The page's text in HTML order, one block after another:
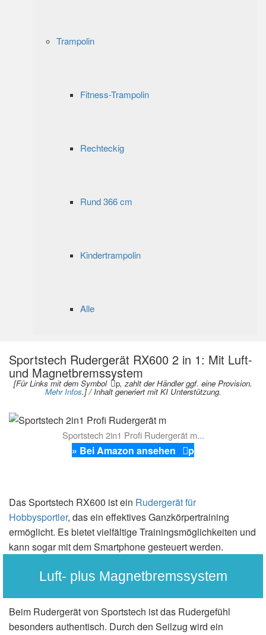
Trampolin
Fitness-Trampolin
Rechteckig
Rund 366 cm
Kindertrampolin
Alle
Sportstech Rudergerät RX600 2 in 1: Mit Luft-
und Magnetbremssystem
[Für Links mit dem Symbol p, zahlt der Händler ggf. eine Provision.
Mehr Infos.] / Inhalt generiert mit KI Unterstützung.
Sportstech 2in1 Profi Rudergerät m...
» Bei Amazon ansehen p
Das Sportstech RX600 ist ein Rudergerät für
Hobbysportler, das ein effektives Ganzkörpertraining
ermöglicht. Es bietet vielfältige Trainingsmöglichkeiten und
kann sogar mit dem Smartphone gesteuert werden.
Luft- plus Magnetbremssystem
Beim Rudergerät von Sportstech ist das Rudergefühl
besonders authentisch. Durch den Seilzug wird ein